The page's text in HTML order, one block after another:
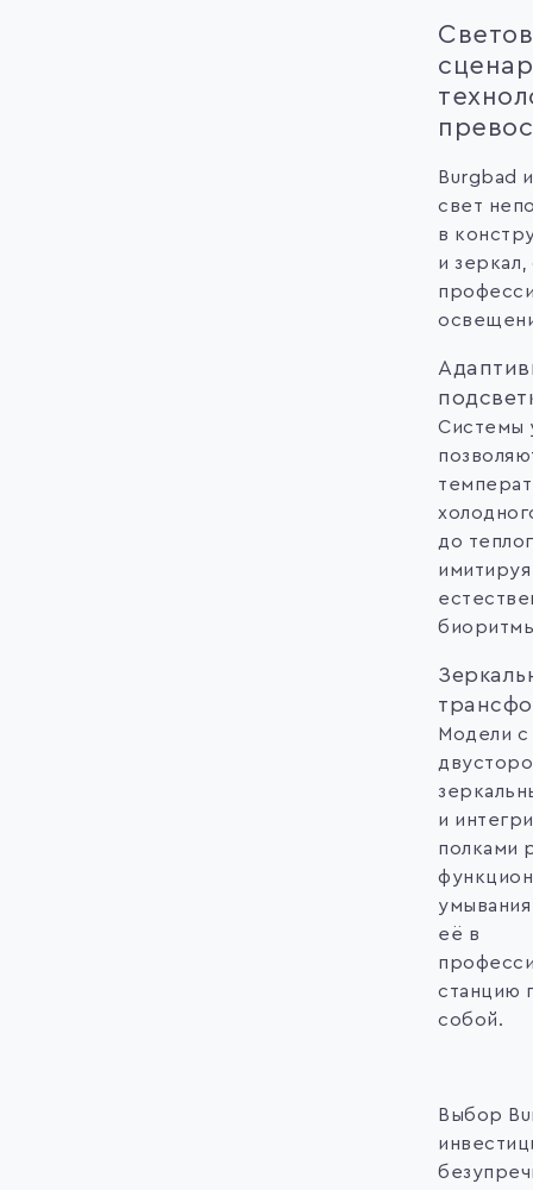
Burgbad
свет
в
и зеркал,
Системы
до
имитируя
Модели с
и
полками
её в
станцию
собой.
Выбор